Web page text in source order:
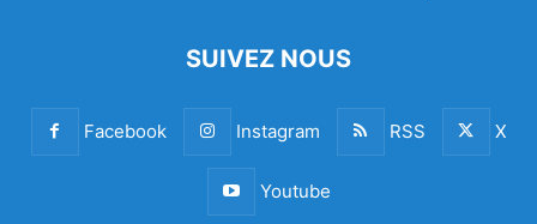
SUIVEZ NOUS
Facebook Instagram RSS X
Youtube